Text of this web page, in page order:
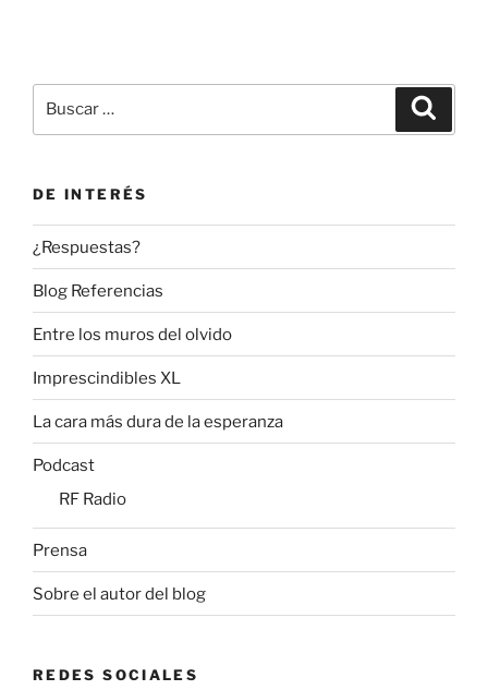
por:
DE INTERÉS
¿Respuestas?
Blog Referencias
Entre los muros del olvido
Imprescindibles XL
La cara más dura de la esperanza
Podcast
RF Radio
Prensa
Sobre el autor del blog
REDES SOCIALES